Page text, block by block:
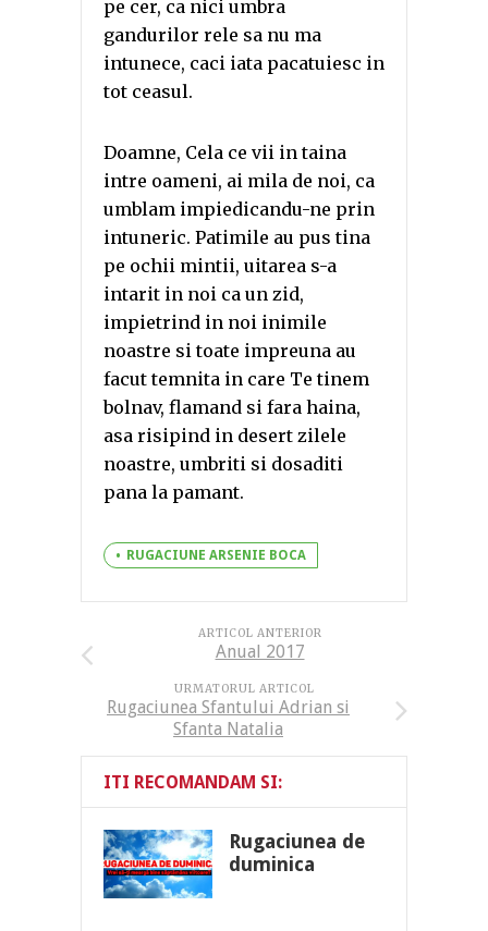
pe cer, ca nici umbra
gandurilor rele sa nu ma
intunece, caci iata pacatuiesc in
tot ceasul.
Doamne, Cela ce vii in taina
intre oameni, ai mila de noi, ca
umblam impiedicandu-ne prin
intuneric. Patimile au pus tina
pe ochii mintii, uitarea s-a
intarit in noi ca un zid,
impietrind in noi inimile
noastre si toate impreuna au
facut temnita in care Te tinem
bolnav, flamand si fara haina,
asa risipind in desert zilele
noastre, umbriti si dosaditi
pana la pamant.
RUGACIUNE ARSENIE BOCA
ARTICOL ANTERIOR
Anual 2017
URMATORUL ARTICOL
Rugaciunea Sfantului Adrian si
Sfanta Natalia
ITI RECOMANDAM SI:
Rugaciunea de
duminica